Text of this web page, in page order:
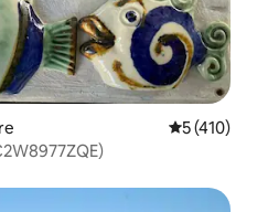
Средна
5 (410)